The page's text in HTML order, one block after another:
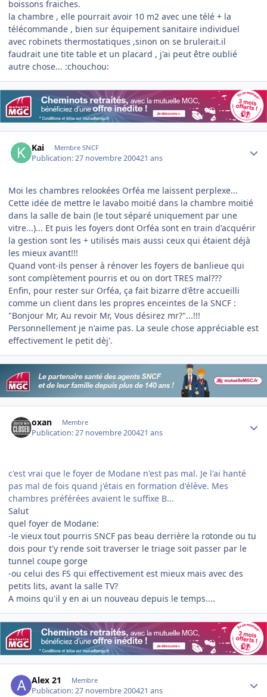
boissons fraiches.
la chambre , elle pourrait avoir 10 m2 avec une télé + la
télécommande , bien sur équipement sanitaire individuel
avec robinets thermostatiques ,sinon on se brulerait.il
faudrait une tite table et un placard , j'ai peut être oublié
autre chose... :chouchou:
Kai Membre SNCF
Publication:27 novembre 200421 ans
Moi les chambres relookées Orféa me laissent perplexe...
Cette idée de mettre le lavabo moitié dans la chambre moitié
dans la salle de bain (le tout séparé uniquement par une
vitre...)... Et puis les foyers dont Orféa sont en train d'acquérir
la gestion sont les + utilisés mais aussi ceux qui étaient déjà
les mieux avant!!!
Quand vont-ils penser à rénover les foyers de banlieue qui
sont complètement pourris et ou on dort TRES mal???
Enfin, pour rester sur Orféa, ça fait bizarre d'être accueilli
comme un client dans les propres enceintes de la SNCF :
"Bonjour Mr, Au revoir Mr, Vous désirez mr?"...!!!
Personnellement je n'aime pas. La seule chose appréciable est
effectivement le petit dèj'.
oxan Membre
Publication:27 novembre 200421 ans
c'est vrai que le foyer de Modane n'est pas mal. Je l'ai hanté
pas mal de fois quand j'étais en formation d'élève. Mes
chambres préférées avaient le suffixe B...
Salut
quel foyer de Modane:
-le vieux tout pourris SNCF pas beau derrière la rotonde ou tu
dois pour t'y rende soit traverser le triage soit passer par le
tunnel coupe gorge
-ou celui des FS qui effectivement est mieux mais avec des
petits lits, avant la salle TV?
A moins qu'il y en ai un nouveau depuis le temps....
Alex 21 Membre
Publication:27 novembre 200421 ans